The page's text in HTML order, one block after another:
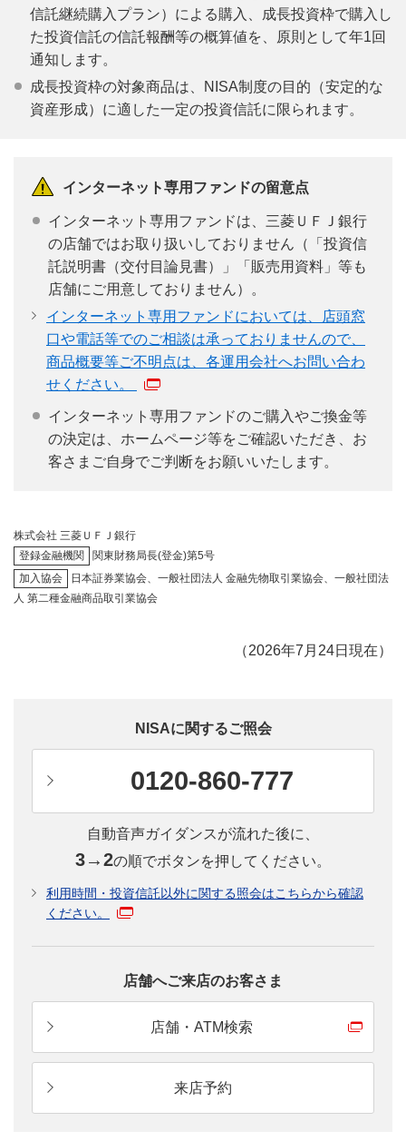
信託継続購入プラン）による購入、成長投資枠で購入し
た投資信託の信託報酬等の概算値を、原則として年1回
通知します。
成長投資枠の対象商品は、NISA制度の目的（安定的な
資産形成）に適した一定の投資信託に限られます。
インターネット専用ファンドの留意点
インターネット専用ファンドは、三菱ＵＦＪ銀行
の店舗ではお取り扱いしておりません（「投資信
託説明書（交付目論見書）」「販売用資料」等も
店舗にご用意しておりません）。
インターネット専用ファンドにおいては、店頭窓
口や電話等でのご相談は承っておりませんので、
商品概要等ご不明点は、各運用会社へお問い合わ
せください。
インターネット専用ファンドのご購入やご換金等
の決定は、ホームページ等をご確認いただき、お
客さまご自身でご判断をお願いいたします。
株式会社 三菱ＵＦＪ銀行
登録金融機関
関東財務局長(登金)第5号
加入協会
日本証券業協会、一般社団法人 金融先物取引業協会、一般社団法
人 第二種金融商品取引業協会
（2026年7月24日現在）
NISAに関するご照会
0120-860-777
自動音声ガイダンスが流れた後に、
3→2の順でボタンを押してください。
利用時間・投資信託以外に関する照会はこちらから確認
ください。
店舗へご来店のお客さま
店舗・ATM検索
来店予約